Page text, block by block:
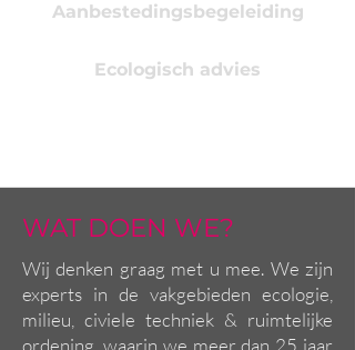
Aanbestedingsbegeleiding
Ecologisch advies
WAT DOEN WE?
Wij denken graag met u mee. We zijn
experts in de vakgebieden ecologie,
milieu, civiele techniek & ruimtelijke
ordening, waarin we meer dan 25 jaar